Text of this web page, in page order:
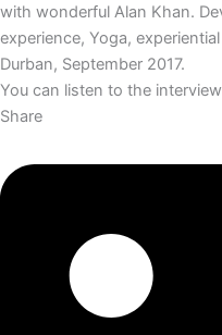
with wonderful Alan Khan.
experience, Yoga,
Durban, September 2017.
You can listen to the interview
Share